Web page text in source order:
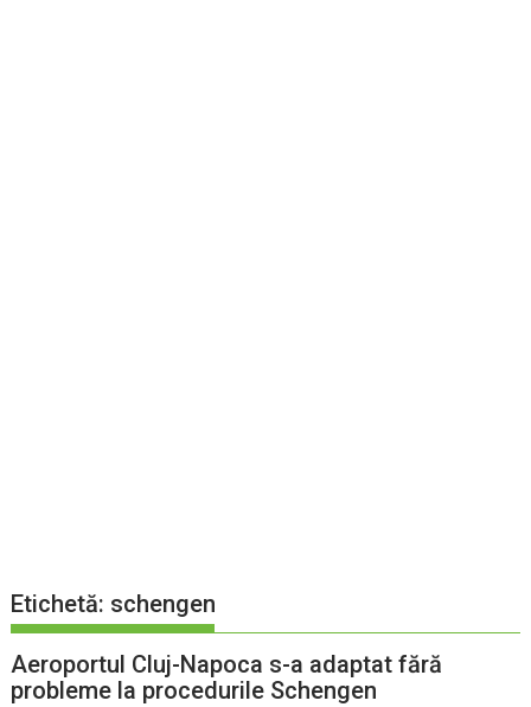
Etichetă: schengen
Aeroportul Cluj-Napoca s-a adaptat fără
probleme la procedurile Schengen